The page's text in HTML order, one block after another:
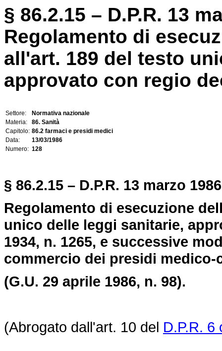
§ 86.2.15 – D.P.R. 13
Regolamento di
all'art. 189 del testo
approvato con regio
Settore:
Normativa nazionale
Materia:
86. Sanità
Capitolo: 86.2 farmaci e presidi medici
Data:
13/03/1986
Numero: 128
§ 86.2.15 – D.P.R. 13 marzo
Regolamento di esecuzione
unico delle leggi sanitarie,
1934, n. 1265, e successive
commercio dei presidi
(G.U. 29 aprile 1986, n. 98).
(Abrogato dall'art. 10 del D.P.R. 6